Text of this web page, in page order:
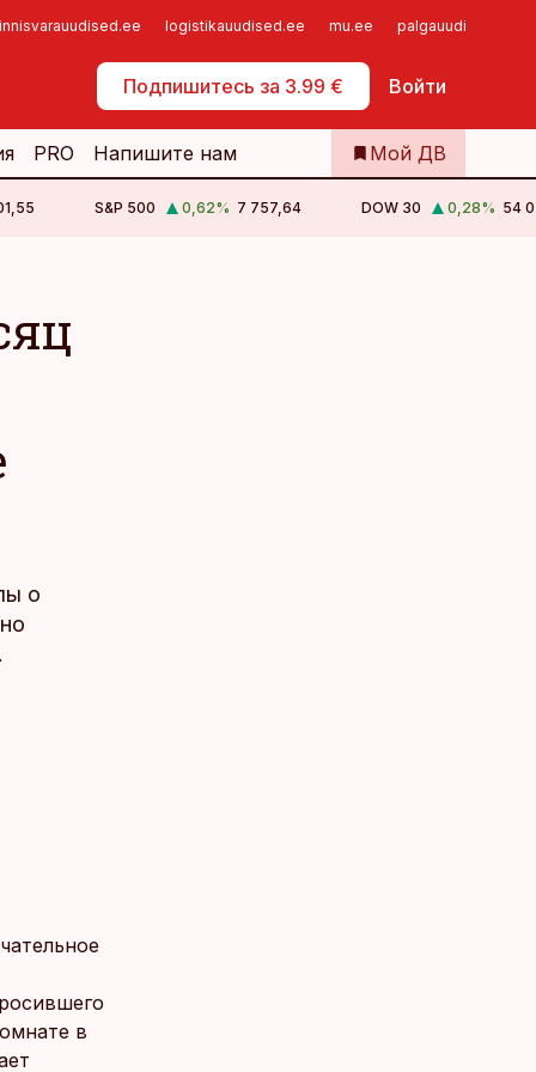
logistikauudised.ee mu.ee palgauudised.ee
Подпишитесь за 3.99 € Войти
Самообслуживание
PRO Напишите нам Мой ДВ
S&P 500 0,62% 7 757,64 DOW 30 0,28% 54
о
в